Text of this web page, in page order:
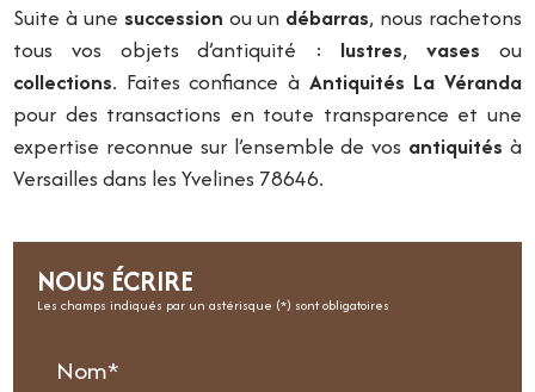
Suite à une succession ou un débarras, nous rachetons
tous vos objets d’antiquité : lustres,vases ou
collections. Faites confiance à Antiquités La Véranda
pour des transactions en toute transparence et une
expertise reconnue sur l’ensemble de vos antiquités à
Versailles dans les Yvelines 78646.
NOUS ÉCRIRE
Les champs indiqués par un astérisque (*) sont obligatoires
Nom*